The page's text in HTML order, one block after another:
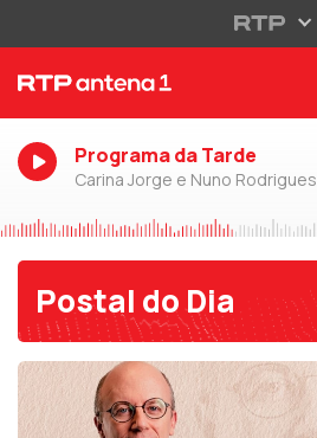
Programa da Tarde
Carina Jorge e Nuno Rodrigues
Postal do Dia